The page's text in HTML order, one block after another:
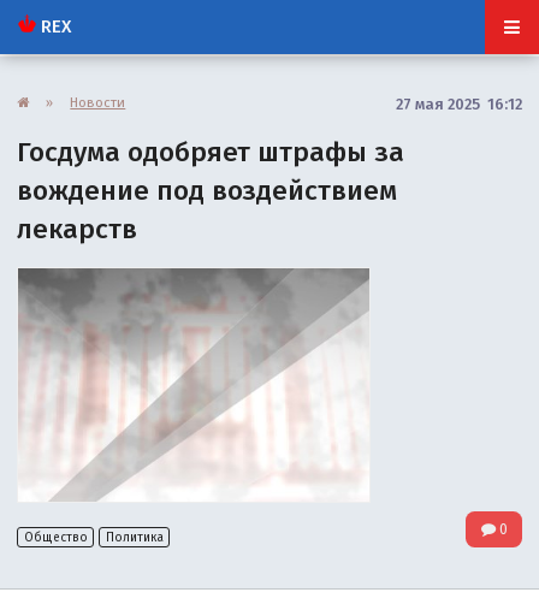
REX
» Новости 27 мая 2025 16:12
Госдума одобряет штрафы за
вождение под воздействием
лекарств
Общество Политика 0